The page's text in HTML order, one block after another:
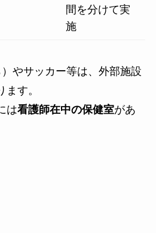
間を分けて実
施
やサッカー等は、外部施設
す。
は看護師在中の保健室があ